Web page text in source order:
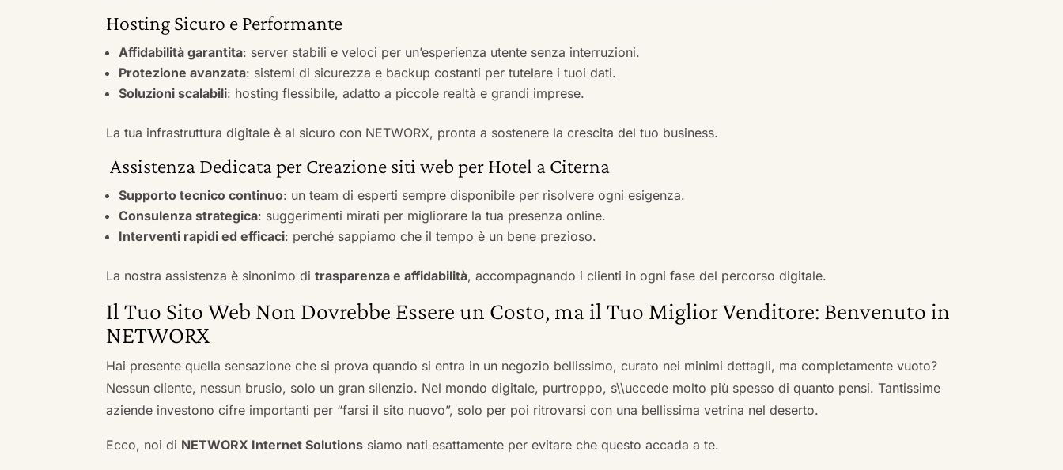
Hosting Sicuro e Performante
Affidabilità garantita: server stabili e veloci per un’esperienza utente senza interruzioni.
Protezione avanzata: sistemi di sicurezza e backup costanti per tutelare i tuoi dati.
Soluzioni scalabili: hosting flessibile, adatto a piccole realtà e grandi imprese.
La tua infrastruttura digitale è al sicuro con NETWORX, pronta a sostenere la crescita del tuo business.
Assistenza Dedicata per Creazione siti web per Hotel a Citerna
Supporto tecnico continuo: un team di esperti sempre disponibile per risolvere ogni esigenza.
Consulenza strategica: suggerimenti mirati per migliorare la tua presenza online.
Interventi rapidi ed efficaci: perché sappiamo che il tempo è un bene prezioso.
La nostra assistenza è sinonimo ditrasparenza e affidabilità, accompagnando i clienti in ogni fase del percorso digitale.
Il Tuo Sito Web Non Dovrebbe Essere un Costo, ma il Tuo Miglior Venditore: Benvenuto in
NETWORX
Hai presente quella sensazione che si prova quando si entra in un negozio bellissimo, curato nei minimi dettagli, ma completamente vuoto?
Nessun cliente, nessun brusio, solo un gran silenzio. Nel mondo digitale, purtroppo, s\\uccede molto più spesso di quanto pensi. Tantissime
aziende investono cifre importanti per “farsi il sito nuovo”, solo per poi ritrovarsi con una bellissima vetrina nel deserto.
Ecco, noi di NETWORX Internet Solutions siamo nati esattamente per evitare che questo accada a te.